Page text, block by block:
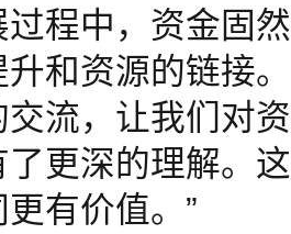
程中，资金固
和资源的链接
流，让我们对
了更深的理解。
有价值。”